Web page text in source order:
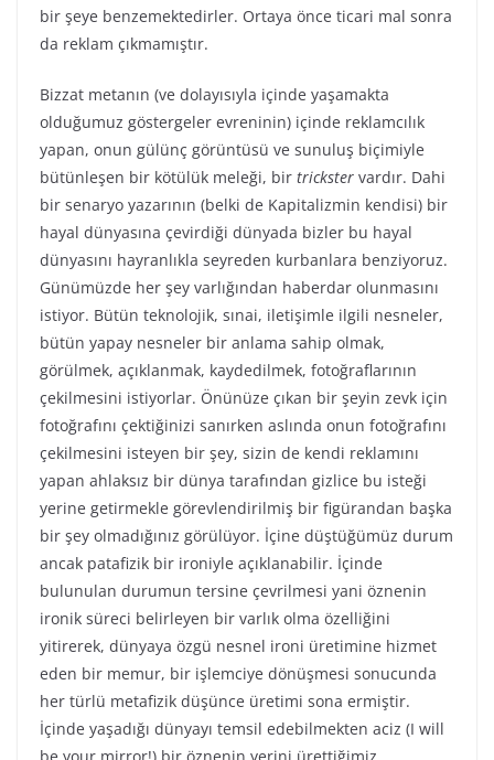
bir şeye benzemektedirler. Ortaya önce ticari mal sonra
da reklam çıkmamıştır.
Bizzat metanın (ve dolayısıyla içinde yaşamakta
olduğumuz göstergeler evreninin) içinde reklamcılık
yapan, onun gülünç görüntüsü ve sunuluş biçimiyle
bütünleşen bir kötülük meleği, bir trickster vardır. Dahi
bir senaryo yazarının (belki de Kapitalizmin kendisi) bir
hayal dünyasına çevirdiği dünyada bizler bu hayal
dünyasını hayranlıkla seyreden kurbanlara benziyoruz.
Günümüzde her şey varlığından haberdar olunmasını
istiyor. Bütün teknolojik, sınai, iletişimle ilgili nesneler,
bütün yapay nesneler bir anlama sahip olmak,
görülmek, açıklanmak, kaydedilmek, fotoğraflarının
çekilmesini istiyorlar. Önünüze çıkan bir şeyin zevk için
fotoğrafını çektiğinizi sanırken aslında onun fotoğrafını
çekilmesini isteyen bir şey, sizin de kendi reklamını
yapan ahlaksız bir dünya tarafından gizlice bu isteği
yerine getirmekle görevlendirilmiş bir figürandan başka
bir şey olmadığınız görülüyor. İçine düştüğümüz durum
ancak patafizik bir ironiyle açıklanabilir. İçinde
bulunulan durumun tersine çevrilmesi yani öznenin
ironik süreci belirleyen bir varlık olma özelliğini
yitirerek, dünyaya özgü nesnel ironi üretimine hizmet
eden bir memur, bir işlemciye dönüşmesi sonucunda
her türlü metafizik düşünce üretimi sona ermiştir.
İçinde yaşadığı dünyayı temsil edebilmekten aciz (I will